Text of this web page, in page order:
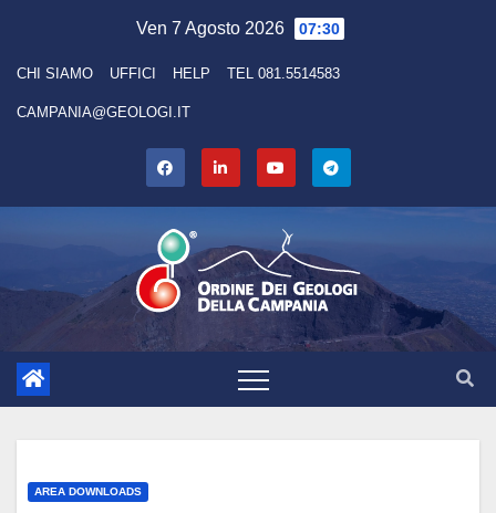
content
Ven 7 Agosto 2026 07:30
CHI SIAMO UFFICI HELP TEL 081.5514583
CAMPANIA@GEOLOGI.IT
AREA DOWNLOADS